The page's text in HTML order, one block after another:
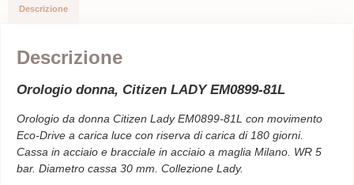
Descrizione
Descrizione
Orologio donna, Citizen LADYEM0899-81L
Orologio da donna Citizen Lady EM0899-81L con movimento
Eco-Drive a carica luce con riserva di carica di 180 giorni.
Cassa in acciaio e bracciale in acciaio a maglia Milano. WR 5
bar. Diametro cassa 30 mm. Collezione Lady.